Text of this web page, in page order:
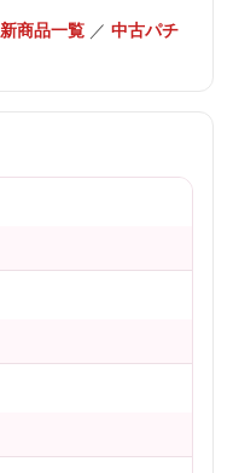
新商品一覧 ／ 中古パチ